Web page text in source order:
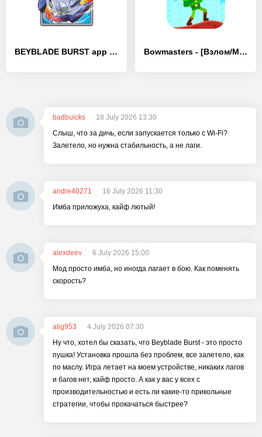
BEYBLADE BURST app - [Взлом/МОД Все открыто] Bowmasters - [Взлом/МОД Все открыто]
badbuicks
18 July 2026 13:30
Слыш, что за дичь, если запускается только с Wi-Fi?
Залетело, но нужна стабильность, а не лаги.
andre40271
16 July 2026 11:30
Имба приложуха, кайф лютый!
alexdeev
6 July 2026 15:00
Мод просто имба, но иногда лагает в бою. Как поменять
скорость?
alig953
4 July 2026 07:30
Ну что, хотел бы сказать, что Beyblade Burst - это просто
пушка! Установка прошла без проблем, все залетело, как
по маслу. Игра летает на моем устройстве, никаких лагов
и багов нет, кайф просто. А как у вас у всех с
производительностью и есть ли какие-то прикольные
стратегии, чтобы прокачаться быстрее?